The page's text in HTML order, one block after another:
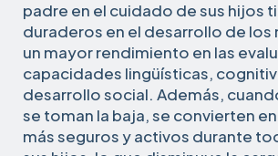
padre en el cuidado de sus hijos
duraderos en el desarrollo de los
un mayor rendimiento en las
capacidades lingüísticas,
desarrollo social. Además,
se toman la baja, se convierten
más seguros y activos durante